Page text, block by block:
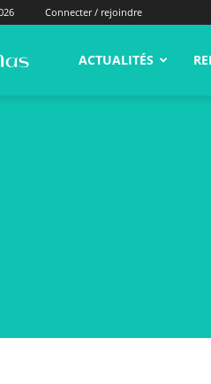
Connecter / rejoindre
alNas.fr ACTUALITÉS